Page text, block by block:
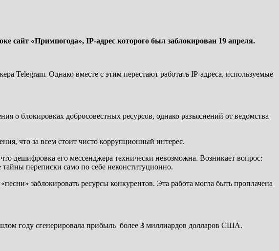
сайт «Примпогода», IP-адрес которого был заблокирован 19 апреля.
Telegram. Однако вместе с этим перестают работать IP-адреса, используемые
о блокировках добросовестных ресурсов, однако разъяснений от ведомства
что за всем стоит чисто коррупционный интерес.
дешифровка его мессенджера технически невозможна. Возникает вопрос:
переписки само по себе неконституционно.
заблокировать ресурсы конкурентов. Эта работа могла быть проплачена
году сгенерировала прибыль более 3 миллиардов долларов США.